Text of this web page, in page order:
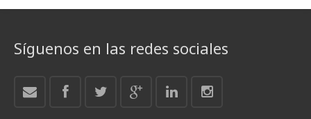
Síguenos en las redes sociales